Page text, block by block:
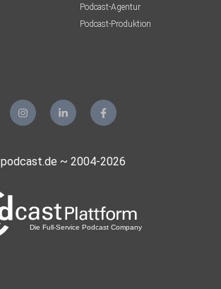
Podcast-Agentur
Podcast-Produktion
podcast.de ~ 2004-2026